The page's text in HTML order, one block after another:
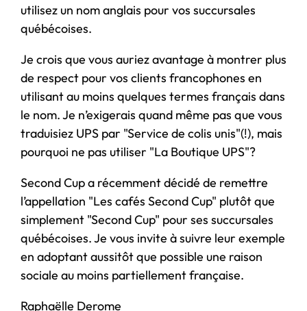
utilisez un nom anglais pour vos succursales
québécoises.
Je crois que vous auriez avantage à montrer plus
de respect pour vos clients francophones en
utilisant au moins quelques termes français dans
le nom. Je n’exigerais quand même pas que vous
traduisiez UPS par "Service de colis unis"(!), mais
pourquoi ne pas utiliser "La Boutique UPS"?
Second Cup a récemment décidé de remettre
l’appellation "Les cafés Second Cup" plutôt que
simplement "Second Cup" pour ses succursales
québécoises. Je vous invite à suivre leur exemple
en adoptant aussitôt que possible une raison
sociale au moins partiellement française.
Raphaëlle Derome